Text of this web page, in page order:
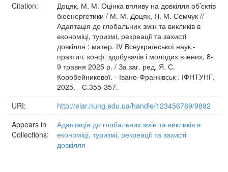
Citation:
Доцяк, М. М. Оцінка впливу на довкілля об’єктів
біоенергетики / М. М. Доцяк, Я. М. Семчук //
Адаптація до глобальних змін та викликів в
економіці, туризмі, рекреації та захисті
довкілля : матер. ІV Всеукраїнської наук.-
практич. конф. здобувачів і молодих вчених, 8-
9 травня 2025 р. / За заг. ред. Я. С.
Коробейникової. - Івано-Франківськ : ІФНТУНГ,
2025. - С.355-357.
URI:
http://elar.nung.edu.ua/handle/123456789/9892
Appears in
Collections:
Адаптація до глобальних змін та викликів в
економіці, туризмі, рекреації та захисті
довкілля